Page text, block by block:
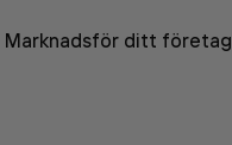
Marknadsför ditt företag